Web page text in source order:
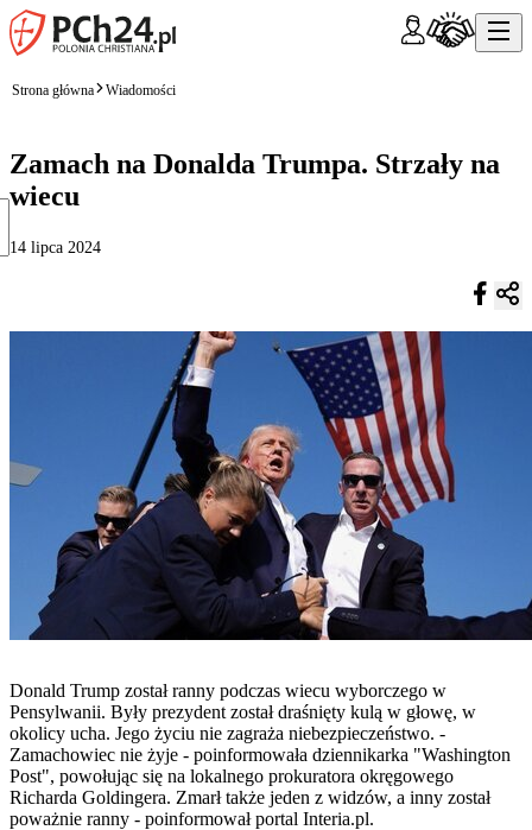
Strona główna Wiadomości
Zamach na Donalda Trumpa. Strzały na
wiecu
14 lipca 2024
Donald Trump został ranny podczas wiecu wyborczego w
Pensylwanii. Były prezydent został draśnięty kulą w głowę, w
okolicy ucha. Jego życiu nie zagraża niebezpieczeństwo. -
Zamachowiec nie żyje - poinformowała dziennikarka "Washington
Post", powołując się na lokalnego prokuratora okręgowego
Richarda Goldingera. Zmarł także jeden z widzów, a inny został
poważnie ranny - poinformował portal Interia.pl.